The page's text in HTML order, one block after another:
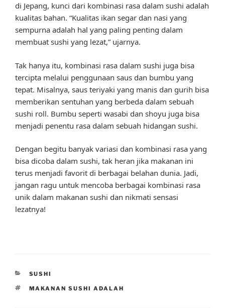
di Jepang, kunci dari kombinasi rasa dalam sushi adalah
kualitas bahan. “Kualitas ikan segar dan nasi yang
sempurna adalah hal yang paling penting dalam
membuat sushi yang lezat,” ujarnya.
Tak hanya itu, kombinasi rasa dalam sushi juga bisa
tercipta melalui penggunaan saus dan bumbu yang
tepat. Misalnya, saus teriyaki yang manis dan gurih bisa
memberikan sentuhan yang berbeda dalam sebuah
sushi roll. Bumbu seperti wasabi dan shoyu juga bisa
menjadi penentu rasa dalam sebuah hidangan sushi.
Dengan begitu banyak variasi dan kombinasi rasa yang
bisa dicoba dalam sushi, tak heran jika makanan ini
terus menjadi favorit di berbagai belahan dunia. Jadi,
jangan ragu untuk mencoba berbagai kombinasi rasa
unik dalam makanan sushi dan nikmati sensasi
lezatnya!
CATEGORIES
SUSHI
TAGS
MAKANAN SUSHI ADALAH